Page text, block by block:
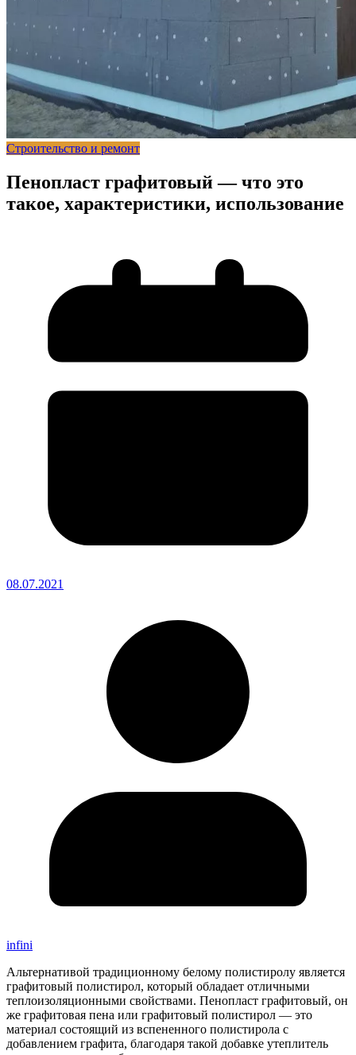
Строительство и ремонт
Пенопласт графитовый — что это
такое, характеристики, использование
08.07.2021
infini
Альтернативой традиционному белому полистиролу является
графитовый полистирол, который обладает отличными
теплоизоляционными свойствами. Пенопласт графитовый, он
же графитовая пена или графитовый полистирол — это
материал состоящий из вспененного полистирола с
добавлением графита, благодаря такой добавке утеплитель